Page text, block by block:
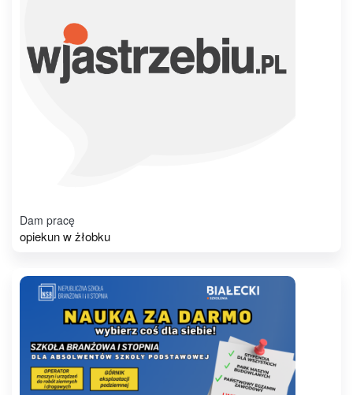
Dam pracę
opiekun w żłobku